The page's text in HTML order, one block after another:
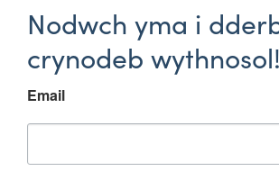
Nodwch yma i
crynodeb wythnosol!
Email